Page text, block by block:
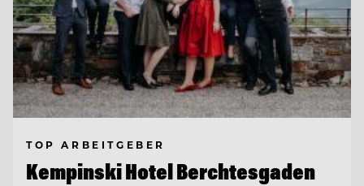
TOP ARBEITGEBER
Kempinski Hotel Berchtesgaden